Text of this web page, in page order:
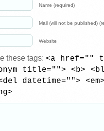
Name (required)
Mail (will not be published)
Website
these tags: <a href=""
title=""> <b>
datetime="">